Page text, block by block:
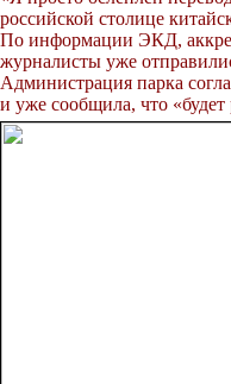
российской столице
По информации ЭКД,
журналисты уже
Администрация парка
и уже сообщила, что «будет